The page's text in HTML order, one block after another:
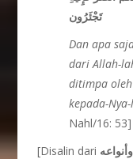
تَجْئَرُون
Dan apa
dari Allah-
ditimpa
kepada-
Nahl/16: 53]
[Disalin dari